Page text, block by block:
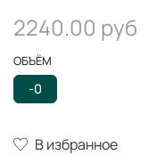
2240.00 руб
В избранное
ОБЪЁМ
-0